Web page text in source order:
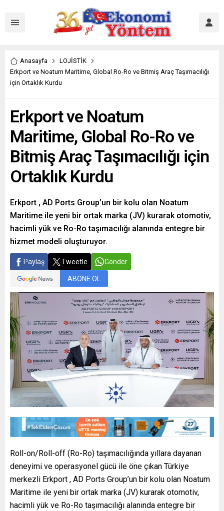
Anasayfa
LOJİSTİK
Erkport ve Noatum Maritime, Global Ro-Ro ve Bitmiş Araç Taşımacılığı
için Ortaklık Kurdu
Erkport ve Noatum
Maritime, Global Ro-Ro ve
Bitmiş Araç Taşımacılığı için
Ortaklık Kurdu
Erkport , AD Ports Group’un bir kolu olan Noatum
Maritime ile yeni bir ortak marka (JV) kurarak otomotiv,
hacimli yük ve Ro-Ro taşımacılığı alanında entegre bir
hizmet modeli oluşturuyor.
Paylaş Tweetle Gönder
ABONE OL
Roll-on/Roll-off (Ro-Ro) taşımacılığında yıllara dayanan
deneyimi ve operasyonel gücü ile öne çıkan Türkiye
merkezli Erkport , AD Ports Group’un bir kolu olan Noatum
Maritime ile yeni bir ortak marka (JV) kurarak otomotiv,
hacimli yük ve Ro-Ro taşımacılığı alanında entegre bir